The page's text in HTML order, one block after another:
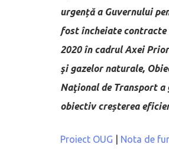
urgență a Guvernului
fost încheiate contracte
2020 în cadrul Axei
şi gazelor naturale,
Naţional de Transport a
obiectiv creșterea
Proiect OUG Nota de